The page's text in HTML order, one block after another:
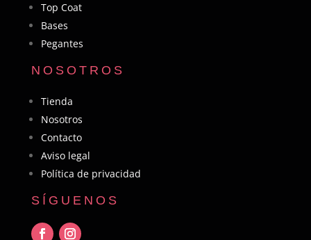
Top Coat
Bases
Pegantes
NOSOTROS
Tienda
Nosotros
Contacto
Aviso legal
Política de privacidad
SÍGUENOS